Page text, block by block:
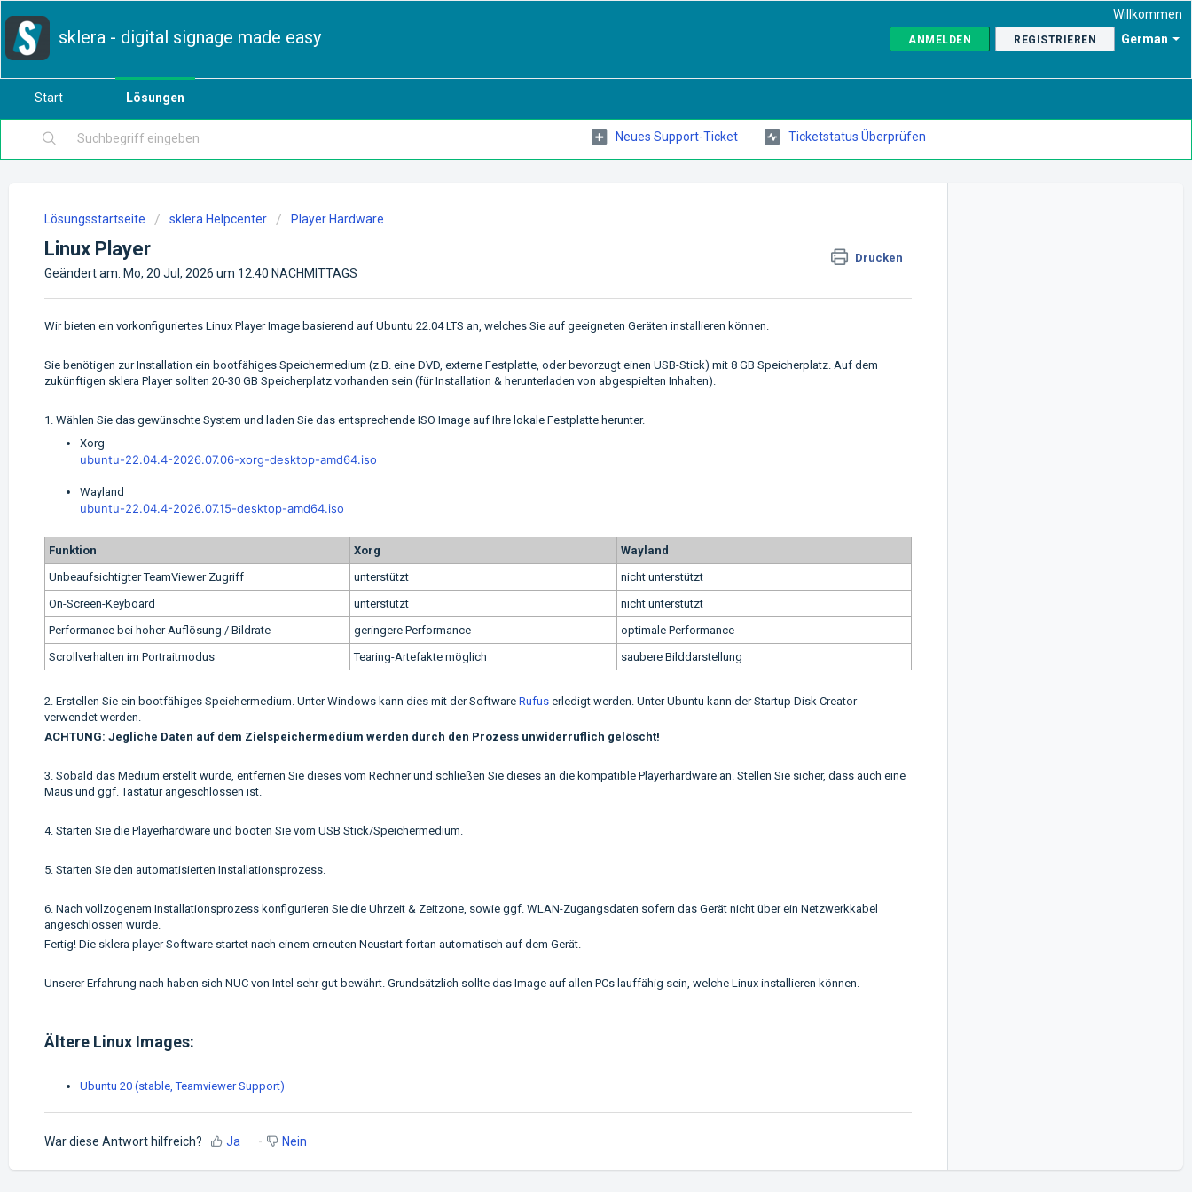
sklera - digital signage made easy German
Willkommen
ANMELDEN REGISTRIEREN
Start Lösungen
Neues Support-Ticket Ticketstatus Überprüfen
Lösungsstartseite sklera Helpcenter Player Hardware
Linux Player Drucken
Geändert am: Mo, 20 Jul, 2026 um 12:40 NACHMITTAGS
Wir bieten ein vorkonfiguriertes Linux Player Image basierend auf Ubuntu 22.04 LTS an, welches Sie auf geeigneten Geräten installieren können.
Sie benötigen zur Installation ein bootfähiges Speichermedium (z.B. eine DVD, externe Festplatte, oder bevorzugt einen USB-Stick) mit 8 GB Speicherplatz. Auf dem
zukünftigen sklera Player sollten 20-30 GB Speicherplatz vorhanden sein (für Installation & herunterladen von abgespielten Inhalten).
1. Wählen Sie das gewünschte System und laden Sie das entsprechende ISO Image auf Ihre lokale Festplatte herunter.
Xorg
ubuntu-22.04.4-2026.07.06-xorg-desktop-amd64.iso
Wayland
ubuntu-22.04.4-2026.07.15-desktop-amd64.iso
Funktion Xorg
Wayland
Unbeaufsichtigter TeamViewer Zugriff
unterstützt
nicht unterstützt
On-Screen-Keyboard
unterstützt
nicht unterstützt
Performance bei hoher Auflösung / Bildrate
geringere Performance
optimale Performance
Scrollverhalten im Portraitmodus
Tearing-Artefakte möglich saubere Bilddarstellung
2. Erstellen Sie ein bootfähiges Speichermedium. Unter Windows kann dies mit der Software Rufus erledigt werden. Unter Ubuntu kann der Startup Disk Creator
verwendet werden.
ACHTUNG: Jegliche Daten auf dem Zielspeichermedium werden durch den Prozess unwiderruflich gelöscht!
3. Sobald das Medium erstellt wurde, entfernen Sie dieses vom Rechner und schließen Sie dieses an die kompatible Playerhardware an. Stellen Sie sicher, dass auch eine
Maus und ggf. Tastatur angeschlossen ist.
4. Starten Sie die Playerhardware und booten Sie vom USB Stick/Speichermedium.
5. Starten Sie den automatisierten Installationsprozess.
6. Nach vollzogenem Installationsprozess konfigurieren Sie die Uhrzeit & Zeitzone, sowie ggf. WLAN-Zugangsdaten sofern das Gerät nicht über ein Netzwerkkabel
angeschlossen wurde.
Fertig! Die sklera player Software startet nach einem erneuten Neustart fortan automatisch auf dem Gerät.
Unserer Erfahrung nach haben sich NUC von Intel sehr gut bewährt. Grundsätzlich sollte das Image auf allen PCs lauffähig sein, welche Linux installieren können.
Ältere Linux Images:
Ubuntu 20 (stable, Teamviewer Support)
War diese Antwort hilfreich? Ja Nein